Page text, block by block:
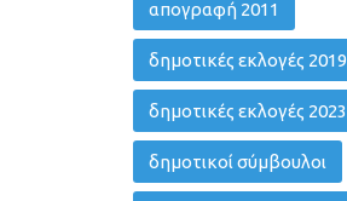
απογραφή 2011
δημοτικές εκλογές 2019
δημοτικές εκλογές 2023
δημοτικοί σύμβουλοι